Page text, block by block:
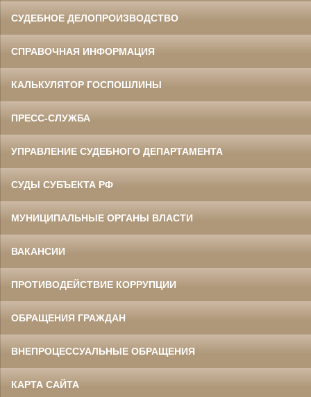
СУДЕБНОЕ ДЕЛОПРОИЗВОДСТВО
СПРАВОЧНАЯ ИНФОРМАЦИЯ
КАЛЬКУЛЯТОР ГОСПОШЛИНЫ
ПРЕСС-СЛУЖБА
УПРАВЛЕНИЕ СУДЕБНОГО ДЕПАРТАМЕНТА
СУДЫ СУБЪЕКТА РФ
МУНИЦИПАЛЬНЫЕ ОРГАНЫ ВЛАСТИ
ВАКАНСИИ
ПРОТИВОДЕЙСТВИЕ КОРРУПЦИИ
ОБРАЩЕНИЯ ГРАЖДАН
ВНЕПРОЦЕССУАЛЬНЫЕ ОБРАЩЕНИЯ
КАРТА САЙТА